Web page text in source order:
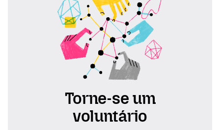
Torne-se um
voluntário